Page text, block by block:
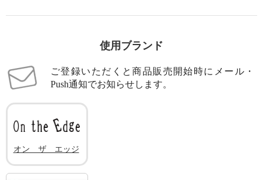
使用ブランド
ご登録いただくと商品販売開始時にメール・
Push通知でお知らせします。
オン ザ エッジ